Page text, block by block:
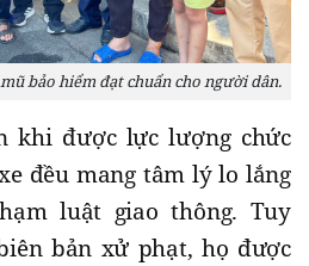
bảo hiểm đạt chuẩn cho người dân.
khi được lực lượng chức
đều mang tâm lý lo lắng
luật giao thông. Tuy
bản xử phạt, họ được